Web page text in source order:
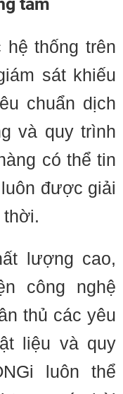
hệ thống trên
sát khiếu
chuẩn dịch
và quy trình
có thể tin
được giải
thời.
lượng cao,
công nghệ
thủ các yêu
liệu và quy
luôn thể